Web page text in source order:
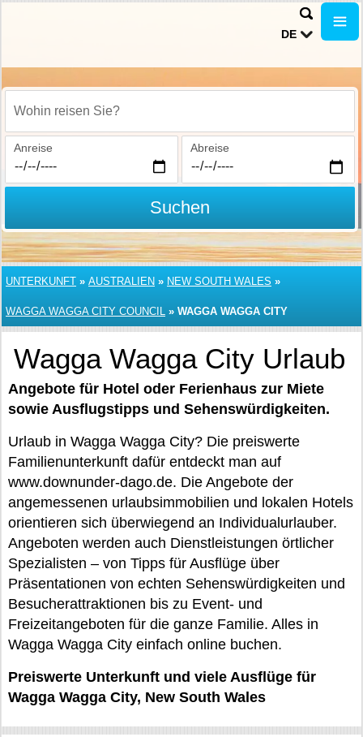
DE
Wohin reisen Sie?
Anreise Abreise
Suchen
UNTERKUNFT » AUSTRALIEN » NEW SOUTH WALES »
WAGGA WAGGA CITY COUNCIL » WAGGA WAGGA CITY
Wagga Wagga City Urlaub
Angebote für Hotel oder Ferienhaus zur Miete
sowie Ausflugstipps und Sehenswürdigkeiten.
Urlaub in Wagga Wagga City? Die preiswerte
Familienunterkunft dafür entdeckt man auf
www.downunder-dago.de. Die Angebote der
angemessenen urlaubsimmobilien und lokalen Hotels
orientieren sich überwiegend an Individualurlauber.
Angeboten werden auch Dienstleistungen örtlicher
Spezialisten – von Tipps für Ausflüge über
Präsentationen von echten Sehenswürdigkeiten und
Besucherattraktionen bis zu Event- und
Freizeitangeboten für die ganze Familie. Alles in
Wagga Wagga City einfach online buchen.
Preiswerte Unterkunft und viele Ausflüge für
Wagga Wagga City, New South Wales